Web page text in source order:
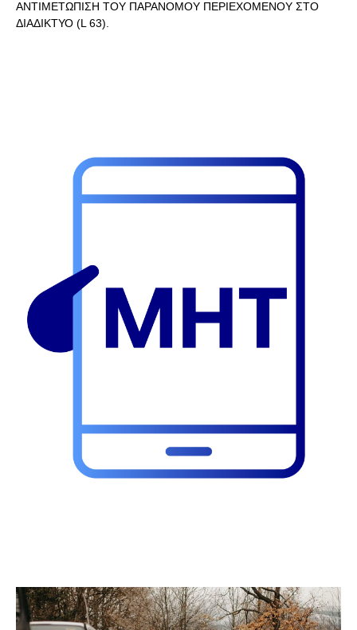
ΑΝΤΙΜΕΤΩΠΙΣΗ ΤΟΥ ΠΑΡΑΝΟΜΟΥ ΠΕΡΙΕΧΟΜΕΝΟΥ ΣΤΟ
ΔΙΑΔΙΚΤΥΟ (L 63).